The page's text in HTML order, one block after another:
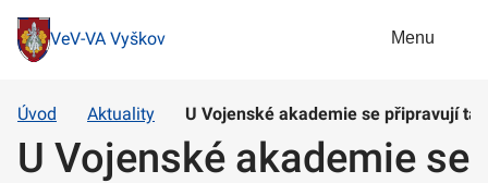
VeV-VA Vyškov Menu
Úvod Aktuality U Vojenské akademie se připravují
U Vojenské akademie se